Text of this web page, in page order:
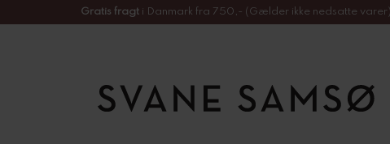
Gratis fragt i Danmark fra 750,- (Gælder ikke nedsatte varer)